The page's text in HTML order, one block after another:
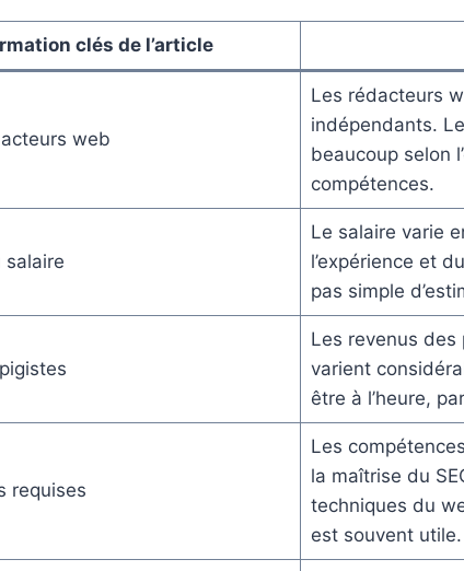
clés de l’article
web
Les rédacteurs
indépendants.
beaucoup selon
compétences.
salaire
Le salaire varie
l’expérience et
pas simple
Les revenus
varient
être à l’heure,
requises
Les
la maîtrise du
techniques du
est souvent utile.